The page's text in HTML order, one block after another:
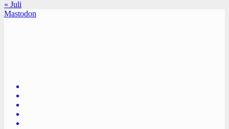
« Juli
Mastodon